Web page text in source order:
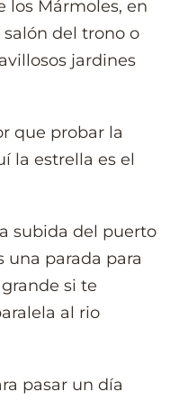
los Mármoles, en
del trono o
jardines
que probar la
la estrella es el
subida del puerto
una parada para
si te
al rio
pasar un día